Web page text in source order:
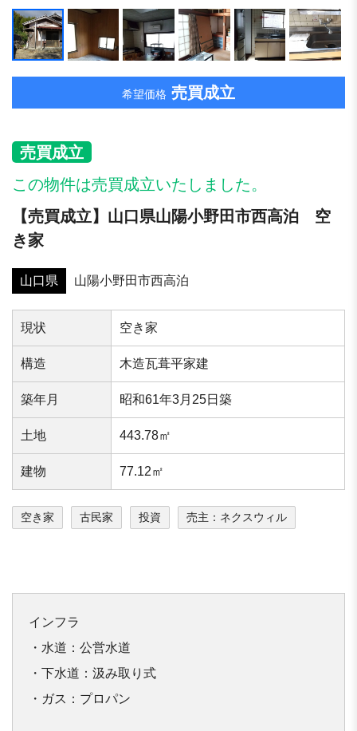
希望価格 売買成立
売買成立
この物件は売買成立いたしました。
【売買成立】山口県山陽小野田市西高泊 空
き家
山口県 山陽小野田市西高泊
現状 空き家
構造 木造瓦葺平家建
築年⽉ 昭和61年3月25日築
⼟地 443.78㎡
建物 77.12㎡
空き家 古民家 投資 売主：ネクスウィル
インフラ
・水道：公営水道
・下水道：汲み取り式
・ガス：プロパン